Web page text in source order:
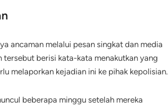
ancaman melalui pesan singkat dan media
berisi kata-kata menakutkan yang
melaporkan kejadian ini ke pihak kepolisian.
beberapa minggu setelah mereka